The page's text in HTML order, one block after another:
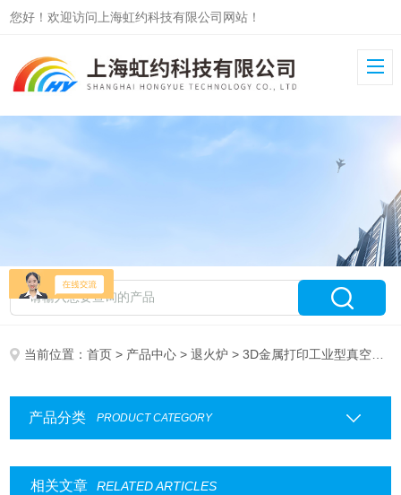
您好！欢迎访问上海虹约科技有限公司网站！
当前位置：首页 > 产品中心 >退火炉 > 3D金属打印工业型真空气氛退火炉
产品分类 PRODUCT CATEGORY
相关文章 RELATED ARTICLES